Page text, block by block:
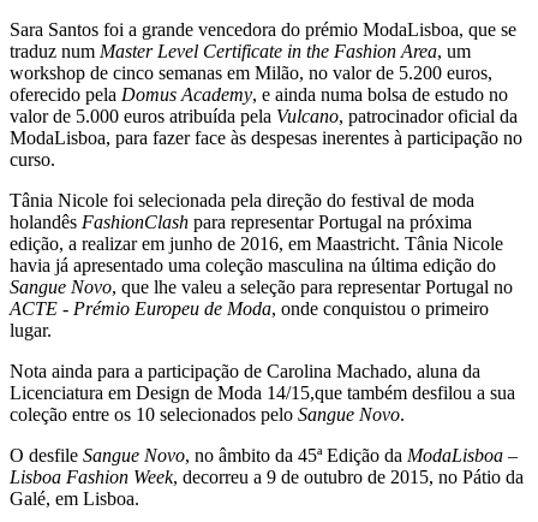
Sara Santos foi a grande vencedora do prémio ModaLisboa, que se
traduz num Master Level Certificate in the Fashion Area, um
workshop de cinco semanas em Milão, no valor de 5.200 euros,
oferecido pela Domus Academy, e ainda numa bolsa de estudo no
valor de 5.000 euros atribuída pela Vulcano, patrocinador oficial da
ModaLisboa, para fazer face às despesas inerentes à participação no
curso.
Tânia Nicole foi selecionada pela direção do festival de moda
holandês FashionClash para representar Portugal na próxima
edição, a realizar em junho de 2016, em Maastricht. Tânia Nicole
havia já apresentado uma coleção masculina na última edição do
Sangue Novo, que lhe valeu a seleção para representar Portugal no
ACTE - Prémio Europeu de Moda, onde conquistou o primeiro
lugar.
Nota ainda para a participação de Carolina Machado, aluna da
Licenciatura em Design de Moda 14/15,que também desfilou a sua
coleção entre os 10 selecionados pelo Sangue Novo.
O desfile Sangue Novo, no âmbito da 45ª Edição da ModaLisboa –
Lisboa Fashion Week, decorreu a 9 de outubro de 2015, no Pátio da
Galé, em Lisboa.